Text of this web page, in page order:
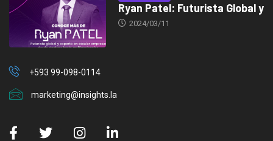
Ryan Patel: Futurista Global y
2024/03/11
+593 99-098-0114
marketing@insights.la